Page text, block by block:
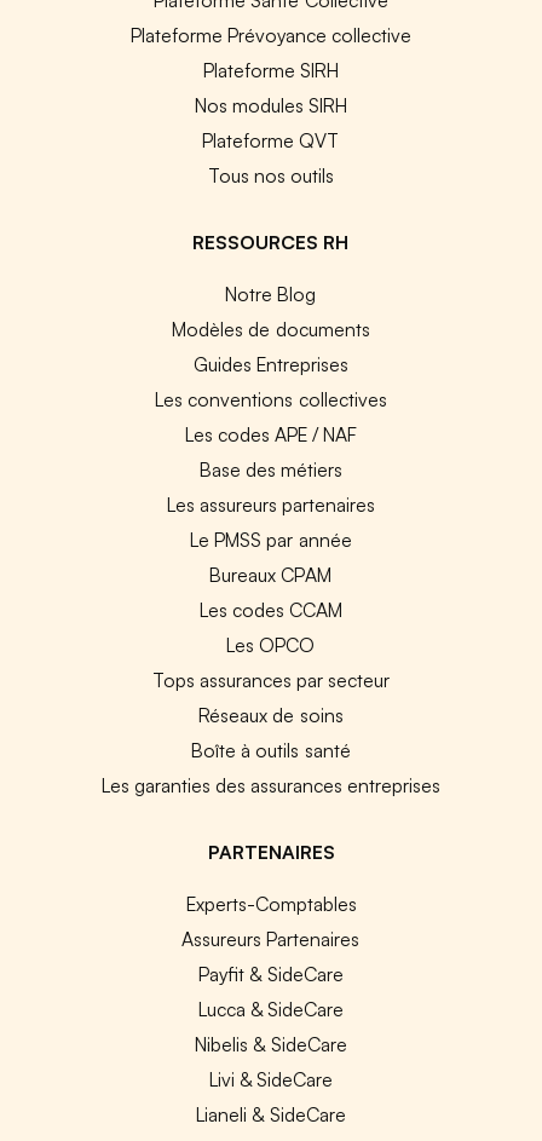
Plateforme Prévoyance collective
Plateforme SIRH
Nos modules SIRH
Plateforme QVT
Tous nos outils
RESSOURCES RH
Notre Blog
Modèles de documents
Guides Entreprises
Les conventions collectives
Les codes APE / NAF
Base des métiers
Les assureurs partenaires
Le PMSS par année
Bureaux CPAM
Les codes CCAM
Les OPCO
Tops assurances par secteur
Réseaux de soins
Boîte à outils santé
Les garanties des assurances entreprises
PARTENAIRES
Experts-Comptables
Assureurs Partenaires
Payfit & SideCare
Lucca & SideCare
Nibelis & SideCare
Livi & SideCare
Lianeli & SideCare